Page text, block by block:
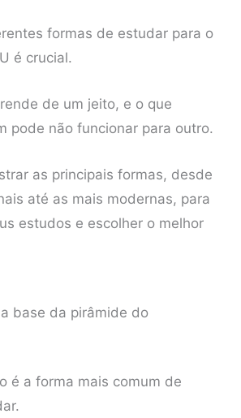
formas de estudar para o
é crucial.
de um jeito, e o que
pode não funcionar para outro.
as principais formas, desde
até as mais modernas, para
estudos e escolher o melhor
base da pirâmide do
é a forma mais comum de